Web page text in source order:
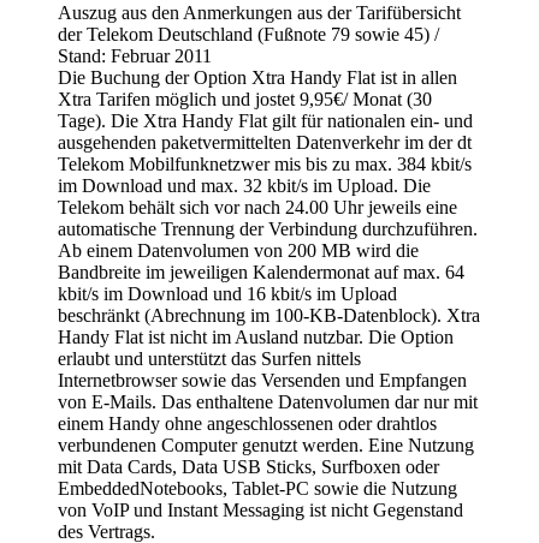
Auszug aus den Anmerkungen aus der Tarifübersicht
der Telekom Deutschland (Fußnote 79 sowie 45) /
Stand: Februar 2011
Die Buchung der Option Xtra Handy Flat ist in allen
Xtra Tarifen möglich und jostet 9,95€/ Monat (30
Tage). Die Xtra Handy Flat gilt für nationalen ein- und
ausgehenden paketvermittelten Datenverkehr im der dt
Telekom Mobilfunknetzwer mis bis zu max. 384 kbit/s
im Download und max. 32 kbit/s im Upload. Die
Telekom behält sich vor nach 24.00 Uhr jeweils eine
automatische Trennung der Verbindung durchzuführen.
Ab einem Datenvolumen von 200 MB wird die
Bandbreite im jeweiligen Kalendermonat auf max. 64
kbit/s im Download und 16 kbit/s im Upload
beschränkt (Abrechnung im 100-KB-Datenblock). Xtra
Handy Flat ist nicht im Ausland nutzbar. Die Option
erlaubt und unterstützt das Surfen nittels
Internetbrowser sowie das Versenden und Empfangen
von E-Mails. Das enthaltene Datenvolumen dar nur mit
einem Handy ohne angeschlossenen oder drahtlos
verbundenen Computer genutzt werden. Eine Nutzung
mit Data Cards, Data USB Sticks, Surfboxen oder
EmbeddedNotebooks, Tablet-PC sowie die Nutzung
von VoIP und Instant Messaging ist nicht Gegenstand
des Vertrags.